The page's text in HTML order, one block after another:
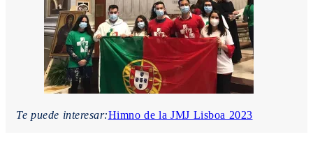
Te puede interesar:Himno de la JMJ Lisboa 2023